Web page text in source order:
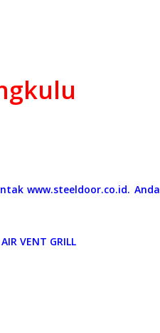
www.steeldoor.co.id. Anda
VENT GRILL